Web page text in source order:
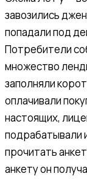
завозились
попадали под
Потребители
множество
заполняли
оплачивали
настоящих,
подрабатывали
прочитать
анкету он